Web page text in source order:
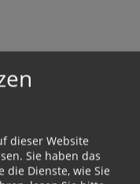
Impressum
Datenschutz
dieser Website
Sie haben das
die Dienste, wie Sie